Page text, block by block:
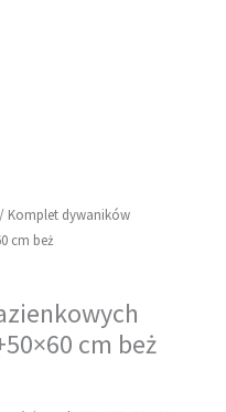
/ Komplet dywaników
cm beż
cm beż